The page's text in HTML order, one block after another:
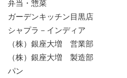
弁当・惣菜
ガーデンキッチン目黒店
シャプラ－インディア
（株）銀座大増 営業部
（株）銀座大増 製造部
パン